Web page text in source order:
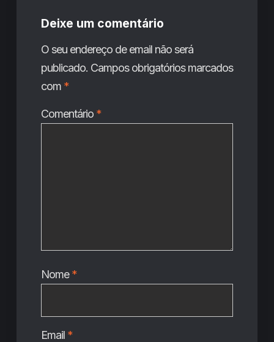
Deixe um comentário
O seu endereço de email não será
publicado. Campos obrigatórios marcados
com *
Comentário *
Nome*
Email *